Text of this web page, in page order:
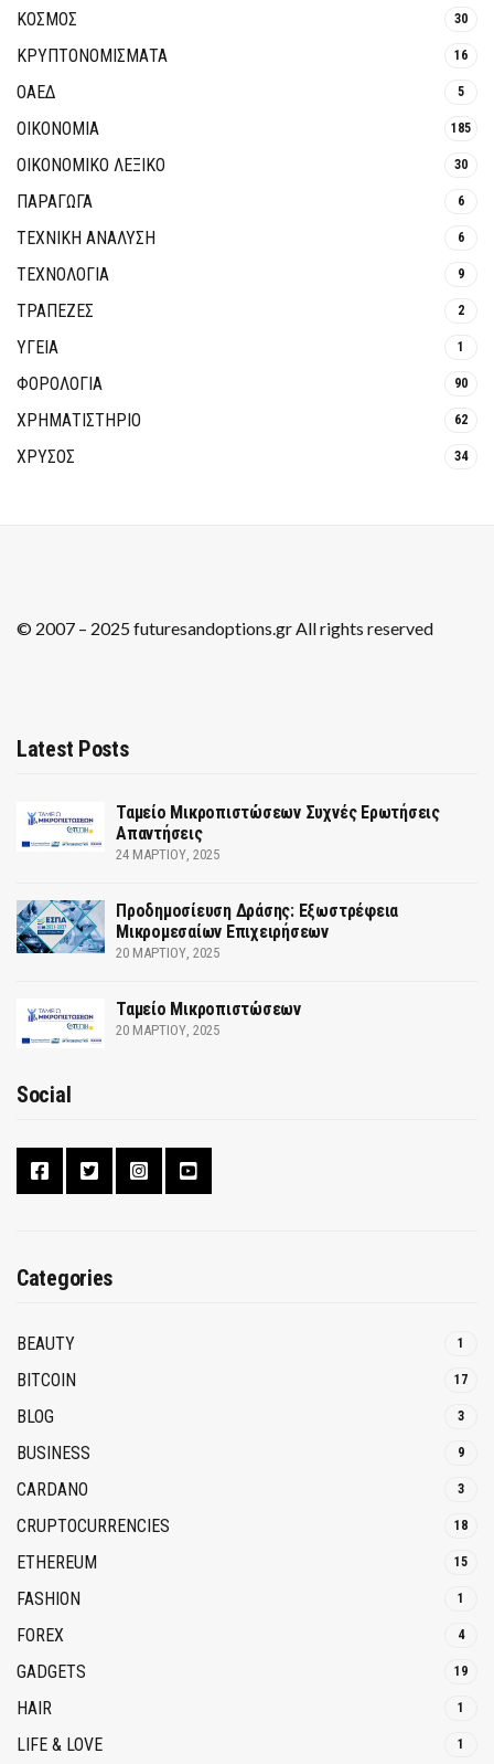
ΚΟΣΜΟΣ 30
ΚΡΥΠΤΟΝΟΜΊΣΜΑΤΑ 16
ΟΑΕΔ 5
ΟΙΚΟΝΟΜΙΑ 185
ΟΙΚΟΝΟΜΙΚΟ ΛΕΞΙΚΟ 30
ΠΑΡΑΓΩΓΑ 6
ΤΕΧΝΙΚΗ ΑΝΑΛΥΣΗ 6
ΤΕΧΝΟΛΟΓΙΑ 9
ΤΡΆΠΕΖΕΣ 2
ΥΓΕΙΑ 1
ΦΟΡΟΛΟΓΙΑ 90
ΧΡΗΜΑΤΙΣΤΗΡΙΟ 62
ΧΡΥΣΟΣ 34
© 2007 – 2025 futuresandoptions.gr All rights reserved
Latest Posts
Ταμείο Μικροπιστώσεων Συχνές Ερωτήσεις
Απαντήσεις
24 ΜΑΡΤΊΟΥ, 2025
Προδημοσίευση Δράσης: Εξωστρέφεια
Μικρομεσαίων Επιχειρήσεων
20 ΜΑΡΤΊΟΥ, 2025
Ταμείο Μικροπιστώσεων
20 ΜΑΡΤΊΟΥ, 2025
Social
Categories
BEAUTY 1
BITCOIN 17
BLOG 3
BUSINESS 9
CARDANO 3
CRUPTOCURRENCIES 18
ETHEREUM 15
FASHION 1
FOREX 4
GADGETS 19
HAIR 1
LIFE & LOVE 1